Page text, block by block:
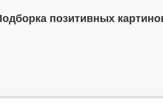
позитивных